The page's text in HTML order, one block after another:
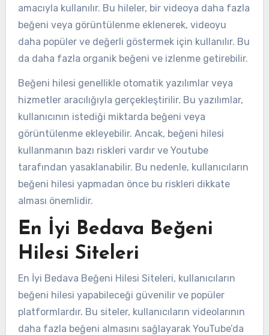
amacıyla kullanılır. Bu hileler, bir videoya daha fazla
beğeni veya görüntülenme eklenerek, videoyu
daha popüler ve değerli göstermek için kullanılır. Bu
da daha fazla organik beğeni ve izlenme getirebilir.
Beğeni hilesi genellikle otomatik yazılımlar veya
hizmetler aracılığıyla gerçekleştirilir. Bu yazılımlar,
kullanıcının istediği miktarda beğeni veya
görüntülenme ekleyebilir. Ancak, beğeni hilesi
kullanmanın bazı riskleri vardır ve Youtube
tarafından yasaklanabilir. Bu nedenle, kullanıcıların
beğeni hilesi yapmadan önce bu riskleri dikkate
alması önemlidir.
En İyi Bedava Beğeni
Hilesi Siteleri
En İyi Bedava Beğeni Hilesi Siteleri, kullanıcıların
beğeni hilesi yapabileceği güvenilir ve popüler
platformlardır. Bu siteler, kullanıcıların videolarının
daha fazla beğeni almasını sağlayarak YouTube’da